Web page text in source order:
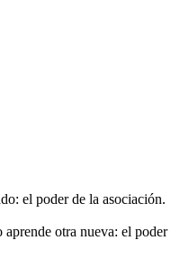
el poder de la asociación.
otra nueva: el poder